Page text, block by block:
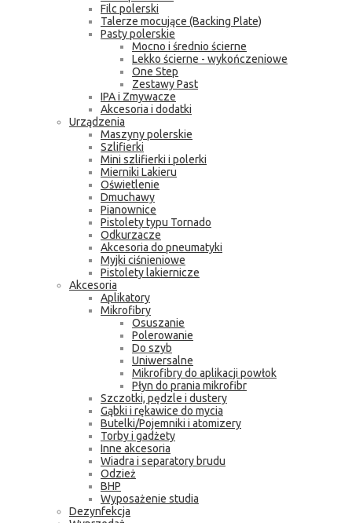
Filc polerski
Talerze mocujące (Backing Plate)
Pasty polerskie
Mocno i średnio ścierne
Lekko ścierne - wykończeniowe
One Step
Zestawy Past
IPA i Zmywacze
Akcesoria i dodatki
Urządzenia
Maszyny polerskie
Szlifierki
Mini szlifierki i polerki
Mierniki Lakieru
Oświetlenie
Dmuchawy
Pianownice
Pistolety typu Tornado
Odkurzacze
Akcesoria do pneumatyki
Myjki ciśnieniowe
Pistolety lakiernicze
Akcesoria
Aplikatory
Mikrofibry
Osuszanie
Polerowanie
Do szyb
Uniwersalne
Mikrofibry do aplikacji powłok
Płyn do prania mikrofibr
Szczotki, pędzle i dustery
Gąbki i rękawice do mycia
Butelki/Pojemniki i atomizery
Torby i gadżety
Inne akcesoria
Wiadra i separatory brudu
Odzież
BHP
Wyposażenie studia
Dezynfekcja